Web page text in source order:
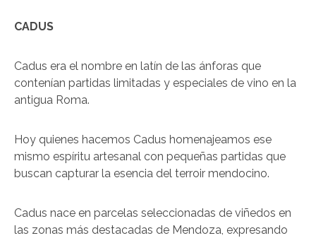
CADUS
Cadus era el nombre en latín de las ánforas que
contenían partidas limitadas y especiales de vino en la
antigua Roma.
Hoy quienes hacemos Cadus homenajeamos ese
mismo espíritu artesanal con pequeñas partidas que
buscan capturar la esencia del terroir mendocino.
Cadus nace en parcelas seleccionadas de viñedos en
las zonas más destacadas de Mendoza, expresando